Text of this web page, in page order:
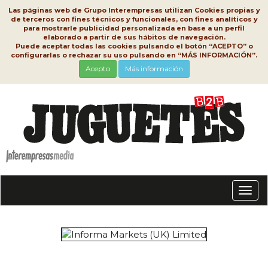
Las páginas web de Grupo Interempresas utilizan Cookies propias y
de terceros con fines técnicos y funcionales, con fines analíticos y
para mostrarle publicidad personalizada en base a un perfil
elaborado a partir de sus hábitos de navegación.
Puede aceptar todas las cookies pulsando el botón “ACEPTO” o
configurarlas o rechazar su uso pulsando en “MÁS INFORMACIÓN”.
Acepto Más información